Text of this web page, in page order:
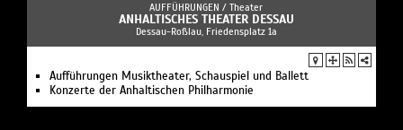
AUFFÜHRUNGEN / Theater
ANHALTISCHES THEATER DESSAU
Dessau-Roßlau, Friedensplatz 1a
Aufführungen Musiktheater, Schauspiel und Ballett
Konzerte der Anhaltischen Philharmonie